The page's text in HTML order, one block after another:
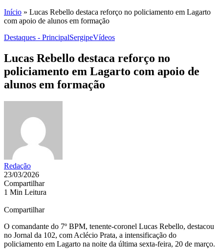
Início » Lucas Rebello destaca reforço no policiamento em Lagarto
com apoio de alunos em formação
Destaques - PrincipalSergipeVídeos
Lucas Rebello destaca reforço no
policiamento em Lagarto com apoio de
alunos em formação
Redação
23/03/2026
Compartilhar
1 Min Leitura
Compartilhar
O comandante do 7º BPM, tenente-coronel Lucas Rebello, destacou
no Jornal da 102, com Aclécio Prata, a intensificação do
policiamento em Lagarto na noite da última sexta-feira, 20 de março.